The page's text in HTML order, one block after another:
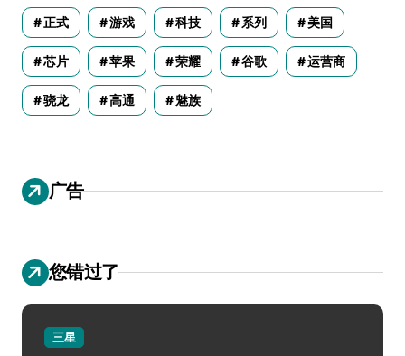
正式 游戏 科技 系列 美国
芯片 苹果 荣耀 谷歌 运营商
骁龙 高通 魅族
广告
您错过了
三星